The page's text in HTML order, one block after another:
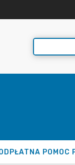
POMOC